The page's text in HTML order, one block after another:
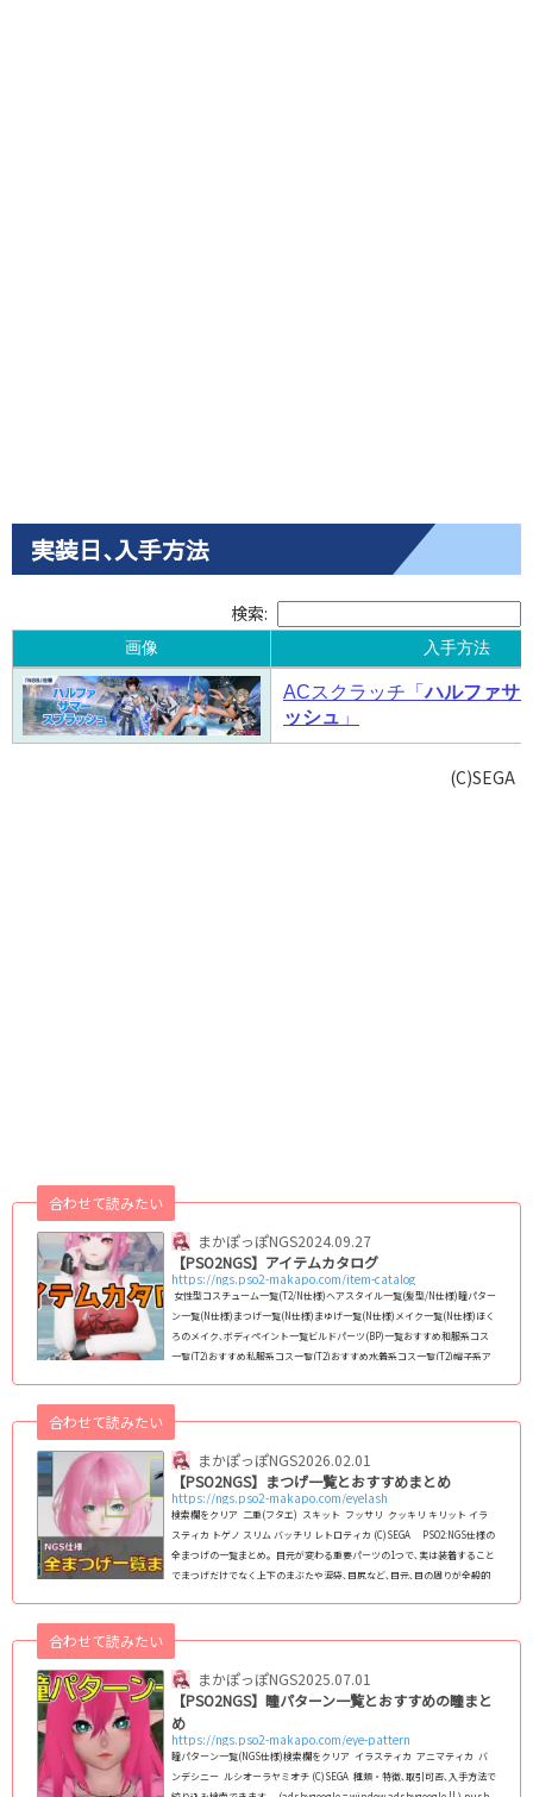
実装日､入手方法
検索:
画像 入手方法
画像 入手方法
ACスクラッチ「ハルファサ
ッシュ 」
(C)SEGA
まかぽっぽNGS
合わせて読みたい
2024.09.27
【PSO2NGS】アイテムカタログ
https://ngs.pso2-makapo.com/item-catalog
女性型コスチューム一覧(T2/N仕様)ヘアスタイル一覧(髪型/N仕様)瞳パター
ン一覧(N仕様)まつげ一覧(N仕様)まゆげ一覧(N仕様)メイク一覧(N仕様)ほく
ろのメイク､ボディペイント一覧ビルドパーツ(BP)一覧おすすめ和服系コス
一覧(T2)おすすめ私服系コス一覧(T2)おすすめ水着系コス一覧(T2)帽子系ア
覧リボン(頭部)系ア...
まかぽっぽNGS
合わせて読みたい
2026.02.01
【PSO2NGS】まつげ一覧とおすすめまとめ
https://ngs.pso2-makapo.com/eyelash
検索欄をクリア 二重(フタエ) スキット フッサリ クッキリ キリット イラ
スティカ トゲノ スリム バッチリ レトロティカ (C)SEGA PSO2:NGS仕様の
全まつげの一覧まとめ｡ 目元が変わる重要パーツの1つで､実は装着すること
でまつげだけでなく上下のまぶたや涙袋､目尻など､目元､目の周りが全般的
まかぽっぽNGS
合わせて読みたい
2025.07.01
【PSO2NGS】瞳パターン一覧とおすすめの瞳まと
め
https://ngs.pso2-makapo.com/eye-pattern
瞳パターン一覧(NGS仕様)検索欄をクリア イラスティカ アニマティカ バ
ンデシニー ルシオーラヤミオチ (C)SEGA 種類・特徴､取引可否､入手方法で